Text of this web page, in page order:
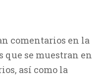
comentarios en la
que se muestran en
así como la